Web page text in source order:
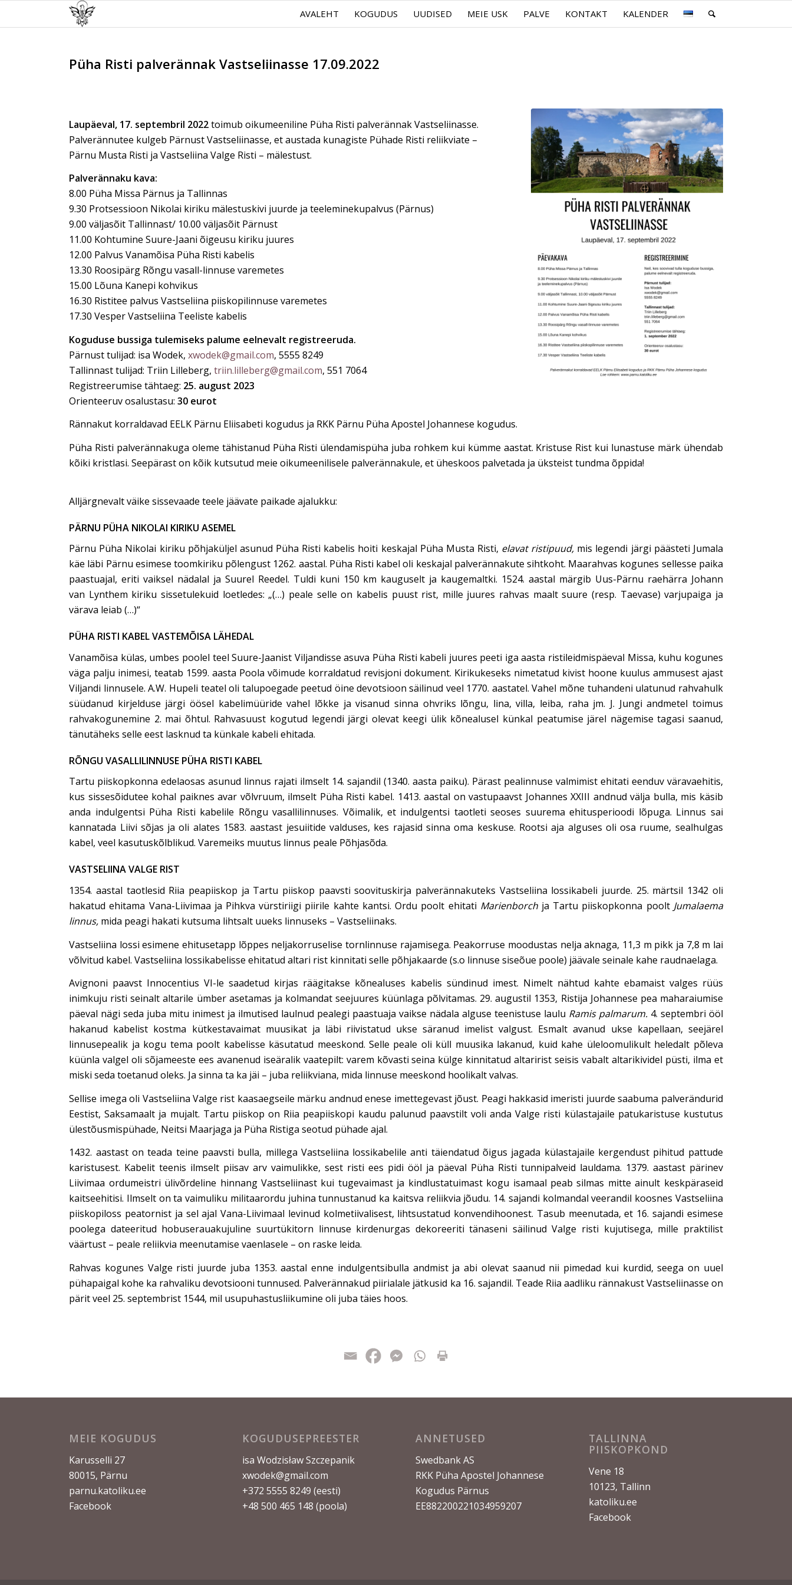
AVALEHT KOGUDUS UUDISED MEIE USK PALVE KONTAKT KALENDER
Püha Risti palverännak Vastseliinasse 17.09.2022
Laupäeval, 17. septembril 2022toimub oikumeeniline Püha Risti palverännak Vastseliinasse.
Palverännutee kulgeb Pärnust Vastseliinasse, et austada kunagiste Pühade Risti reliikviate –
Pärnu Musta Risti ja Vastseliina Valge Risti – mälestust.
Palverännaku kava:
8.00 Püha Missa Pärnus ja Tallinnas
9.30 Protsessioon Nikolai kiriku mälestuskivi juurde ja teeleminekupalvus (Pärnus)
9.00 väljasõit Tallinnast/ 10.00 väljasõit Pärnust
11.00 Kohtumine Suure-Jaani õigeusu kiriku juures
12.00 Palvus Vanamõisa Püha Risti kabelis
13.30 Roosipärg Rõngu vasall-linnuse varemetes
15.00 Lõuna Kanepi kohvikus
16.30 Ristitee palvus Vastseliina piiskopilinnuse varemetes
17.30 Vesper Vastseliina Teeliste kabelis
Koguduse bussiga tulemiseks palume eelnevalt registreeruda.
Pärnust tulijad: isa Wodek,xwodek@gmail.com, 5555 8249
Tallinnast tulijad: Triin Lilleberg,triin.lilleberg@gmail.com, 551 7064
Registreerumise tähtaeg: 25. august 2023
Orienteeruv osalustasu:30 eurot
Rännakut korraldavad EELK Pärnu Eliisabeti kogudus ja RKK Pärnu Püha Apostel Johannese kogudus.
Püha Risti palverännakuga oleme tähistanud Püha Risti ülendamispüha juba rohkem kui kümme aastat. Kristuse Rist kui lunastuse märk ühendab
kõiki kristlasi. Seepärast on kõik kutsutud meie oikumeenilisele palverännakule, et üheskoos palvetada ja üksteist tundma õppida!
Alljärgnevalt väike sissevaade teele jäävate paikade ajalukku:
PÄRNU PÜHA NIKOLAI KIRIKU ASEMEL
Pärnu Püha Nikolai kiriku põhjaküljel asunud Püha Risti kabelis hoiti keskajal Püha Musta Risti, elavat ristipuud, mis legendi järgi päästeti Jumala
käe läbi Pärnu esimese toomkiriku põlengust 1262. aastal. Püha Risti kabel oli keskajal palverännakute sihtkoht. Maarahvas kogunes sellesse paika
paastuajal, eriti vaiksel nädalal ja Suurel Reedel. Tuldi kuni 150 km kauguselt ja kaugemaltki. 1524. aastal märgib Uus-Pärnu raehärra Johann
van Lynthem kiriku sissetulekuid loetledes: „(…) peale selle on kabelis puust rist, mille juures rahvas maalt suure (resp. Taevase) varjupaiga ja
värava leiab (…)“
PÜHA RISTI KABEL VASTEMÕISA LÄHEDAL
Vanamõisa külas, umbes poolel teel Suure-Jaanist Viljandisse asuva Püha Risti kabeli juures peeti iga aasta ristileidmispäeval Missa, kuhu kogunes
väga palju inimesi, teatab 1599. aasta Poola võimude korraldatud revisjoni dokument. Kirikukeseks nimetatud kivist hoone kuulus ammusest ajast
Viljandi linnusele. A.W. Hupeli teatel oli talupoegade peetud öine devotsioon säilinud veel 1770. aastatel. Vahel mõne tuhandeni ulatunud rahvahulk
süüdanud kirjelduse järgi öösel kabelimüüride vahel lõkke ja visanud sinna ohvriks lõngu, lina, villa, leiba, raha jm. J. Jungi andmetel toimus
rahvakogunemine 2. mai õhtul. Rahvasuust kogutud legendi järgi olevat keegi ülik kõnealusel künkal peatumise järel nägemise tagasi saanud,
tänutäheks selle eest lasknud ta künkale kabeli ehitada.
RÕNGU VASALLILINNUSE PÜHA RISTI KABEL
Tartu piiskopkonna edelaosas asunud linnus rajati ilmselt 14. sajandil (1340. aasta paiku). Pärast pealinnuse valmimist ehitati eenduv väravaehitis,
kus sissesõidutee kohal paiknes avar võlvruum, ilmselt Püha Risti kabel. 1413. aastal on vastupaavst Johannes XXIII andnud välja bulla, mis käsib
anda indulgentsi Püha Risti kabelile Rõngu vasallilinnuses. Võimalik, et indulgentsi taotleti seoses suurema ehitusperioodi lõpuga. Linnus sai
kannatada Liivi sõjas ja oli alates 1583. aastast jesuiitide valduses, kes rajasid sinna oma keskuse. Rootsi aja alguses oli osa ruume, sealhulgas
kabel, veel kasutuskõlblikud. Varemeiks muutus linnus peale Põhjasõda.
VASTSELIINA VALGE RIST
1354. aastal taotlesid Riia peapiiskop ja Tartu piiskop paavsti soovituskirja palverännakuteks Vastseliina lossikabeli juurde. 25. märtsil 1342 oli
hakatud ehitama Vana-Liivimaa ja Pihkva vürstiriigi piirile kahte kantsi. Ordu poolt ehitati Marienborch ja Tartu piiskopkonna poolt Jumalaema
linnus, mida peagi hakati kutsuma lihtsalt uueks linnuseks – Vastseliinaks.
Vastseliina lossi esimene ehitusetapp lõppes neljakorruselise tornlinnuse rajamisega. Peakorruse moodustas nelja aknaga, 11,3 m pikk ja 7,8 m lai
võlvitud kabel. Vastseliina lossikabelisse ehitatud altari rist kinnitati selle põhjakaarde (s.o linnuse siseõue poole) jäävale seinale kahe raudnaelaga.
Avignoni paavst Innocentius VI-le saadetud kirjas räägitakse kõnealuses kabelis sündinud imest. Nimelt nähtud kahte ebamaist valges rüüs
inimkuju risti seinalt altarile ümber asetamas ja kolmandat seejuures küünlaga põlvitamas. 29. augustil 1353, Ristija Johannese pea maharaiumise
päeval nägi seda juba mitu inimest ja ilmutised laulnud pealegi paastuaja vaikse nädala alguse teenistuse laulu Ramis palmarum. 4. septembri ööl
hakanud kabelist kostma kütkestavaimat muusikat ja läbi riivistatud ukse säranud imelist valgust. Esmalt avanud ukse kapellaan, seejärel
linnusepealik ja kogu tema poolt kabelisse käsutatud meeskond. Selle peale oli küll muusika lakanud, kuid kahe üleloomulikult heledalt põleva
küünla valgel oli sõjameeste ees avanenud iseäralik vaatepilt: varem kõvasti seina külge kinnitatud altaririst seisis vabalt altarikividel püsti, ilma et
miski seda toetanud oleks. Ja sinna ta ka jäi – juba reliikviana, mida linnuse meeskond hoolikalt valvas.
Sellise imega oli Vastseliina Valge rist kaasaegseile märku andnud enese imettegevast jõust. Peagi hakkasid imeristi juurde saabuma palverändurid
Eestist, Saksamaalt ja mujalt. Tartu piiskop on Riia peapiiskopi kaudu palunud paavstilt voli anda Valge risti külastajaile patukaristuse kustutus
ülestõusmispühade, Neitsi Maarjaga ja Püha Ristiga seotud pühade ajal.
1432. aastast on teada teine paavsti bulla, millega Vastseliina lossikabelile anti täiendatud õigus jagada külastajaile kergendust pihitud pattude
karistusest. Kabelit teenis ilmselt piisav arv vaimulikke, sest risti ees pidi ööl ja päeval Püha Risti tunnipalveid lauldama. 1379. aastast pärinev
Liivimaa ordumeistri ülivõrdeline hinnang Vastseliinast kui tugevaimast ja kindlustatuimast kogu isamaal peab silmas mitte ainult keskpäraseid
kaitseehitisi. Ilmselt on ta vaimuliku militaarordu juhina tunnustanud ka kaitsva reliikvia jõudu. 14. sajandi kolmandal veerandil koosnes Vastseliina
piiskopiloss peatornist ja sel ajal Vana-Liivimaal levinud kolmetiivalisest, lihtsustatud konvendihoonest. Tasub meenutada, et 16. sajandi esimese
poolega dateeritud hobuserauakujuline suurtükitorn linnuse kirdenurgas dekoreeriti tänaseni säilinud Valge risti kujutisega, mille praktilist
väärtust – peale reliikvia meenutamise vaenlasele – on raske leida.
Rahvas kogunes Valge risti juurde juba 1353. aastal enne indulgentsibulla andmist ja abi olevat saanud nii pimedad kui kurdid, seega on uuel
pühapaigal kohe ka rahvaliku devotsiooni tunnused. Palverännakud piirialale jätkusid ka 16. sajandil. Teade Riia aadliku rännakust Vastseliinasse on
pärit veel 25. septembrist 1544, mil usupuhastusliikumine oli juba täies hoos.
MEIE KOGUDUS
Karusselli 27
80015, Pärnu
parnu.katoliku.ee
Facebook
KOGUDUSEPREESTER
isa Wodzisław Szczepanik
xwodek@gmail.com
+372 5555 8249 (eesti)
+48 500 465 148 (poola)
ANNETUSED
Swedbank AS
RKK Püha Apostel Johannese
Kogudus Pärnus
EE882200221034959207
TALLINNA
PIISKOPKOND
Vene 18
10123, Tallinn
katoliku.ee
Facebook